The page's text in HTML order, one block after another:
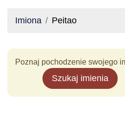
Imiona Peitao
Poznaj pochodzenie swojego
Szukaj imienia